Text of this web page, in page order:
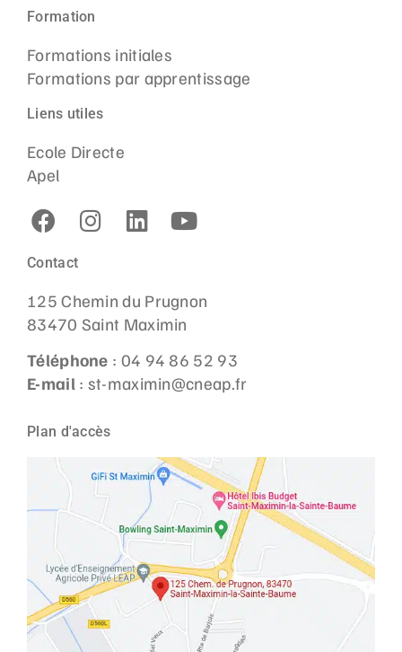
Formation
Formations initiales
Formations par apprentissage
Liens utiles
Ecole Directe
Apel
Contact
125 Chemin du Prugnon
83470 Saint Maximin
Téléphone : 04 94 86 52 93
E-mail : st-maximin@cneap.fr
Plan d'accès